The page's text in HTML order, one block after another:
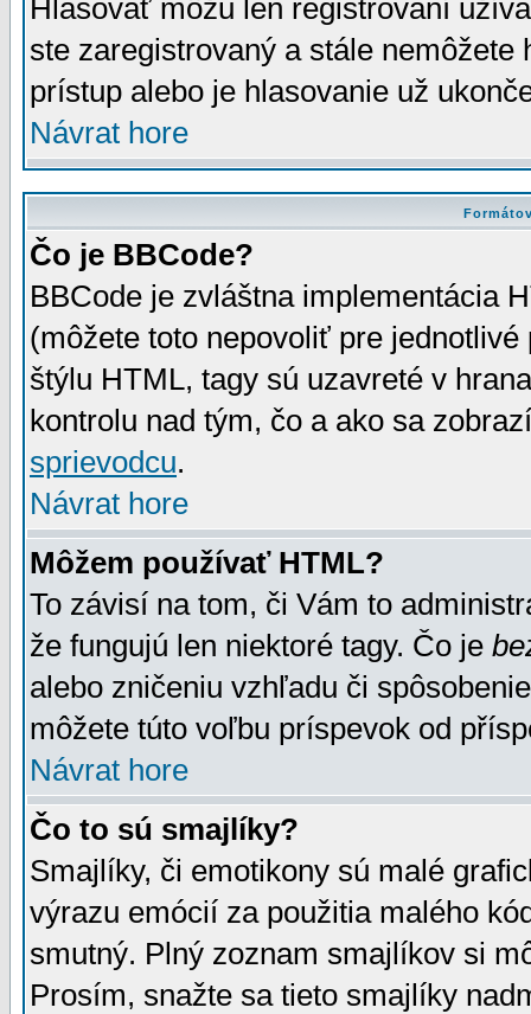
Hlasovať môžu len registrovaní
ste zaregistrovaný a stále
prístup alebo je hlasovanie už
Návrat hore
Čo je BBCode?
BBCode je zvláštna implementácia
(môžete toto nepovoliť pre
štýlu HTML, tagy sú uzavreté v
kontrolu nad tým, čo a ako sa
sprievodcu.
Návrat hore
Môžem používať HTML?
To závisí na tom, či Vám to
že fungujú len niektoré tagy. Čo je
alebo zničeniu vzhľadu či
môžete túto voľbu príspevok od
Návrat hore
Čo to sú smajlíky?
Smajlíky, či emotikony sú malé
výrazu emócií za použitia malého
smutný. Plný zoznam smajlíkov si
Prosím, snažte sa tieto smajlíky